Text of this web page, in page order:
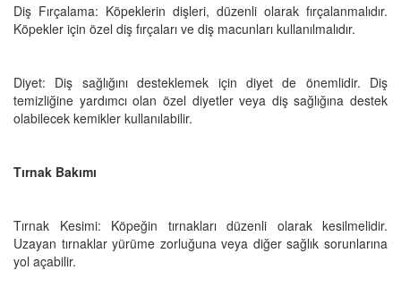
Diş Fırçalama: Köpeklerin dişleri, düzenli olarak fırçalanmalıdır.
Köpekler için özel diş fırçaları ve diş macunları kullanılmalıdır.
Diyet: Diş sağlığını desteklemek için diyet de önemlidir. Diş
temizliğine yardımcı olan özel diyetler veya diş sağlığına destek
olabilecek kemikler kullanılabilir.
Tırnak Bakımı
Tırnak Kesimi: Köpeğin tırnakları düzenli olarak kesilmelidir.
Uzayan tırnaklar yürüme zorluğuna veya diğer sağlık sorunlarına
yol açabilir.